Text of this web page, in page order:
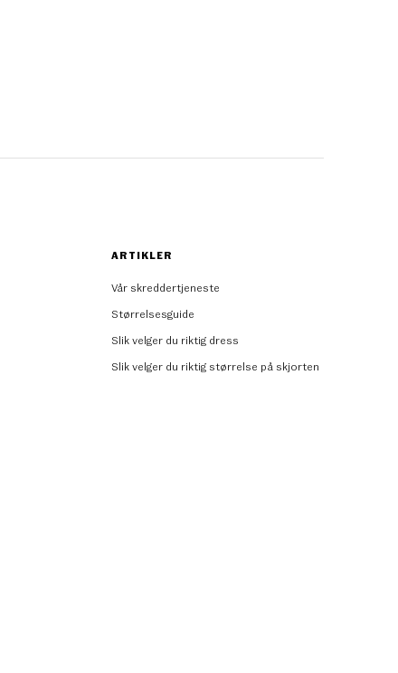
ARTIKLER
Vår skreddertjeneste
Størrelsesguide
Slik velger du riktig dress
Slik velger du riktig størrelse på skjorten